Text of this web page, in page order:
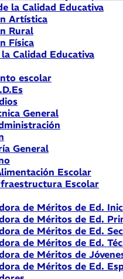
la Calidad Educativa
Artística
Rural
Física
Calidad Educativa
escolar
General
General
Escolar
Escolar
de Méritos de Ed.
de Méritos de Ed.
de Méritos de Ed.
de Méritos de Ed.
de Méritos de
de Méritos de Ed.